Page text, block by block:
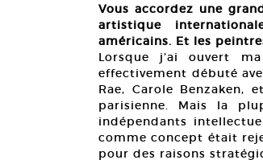
Vous accordez une
artistique
américains. Et les
Lorsque j’ai ouvert
effectivement débuté
Rae, Carole Benzaken,
parisienne. Mais la
indépendants
comme concept était
pour des raisons